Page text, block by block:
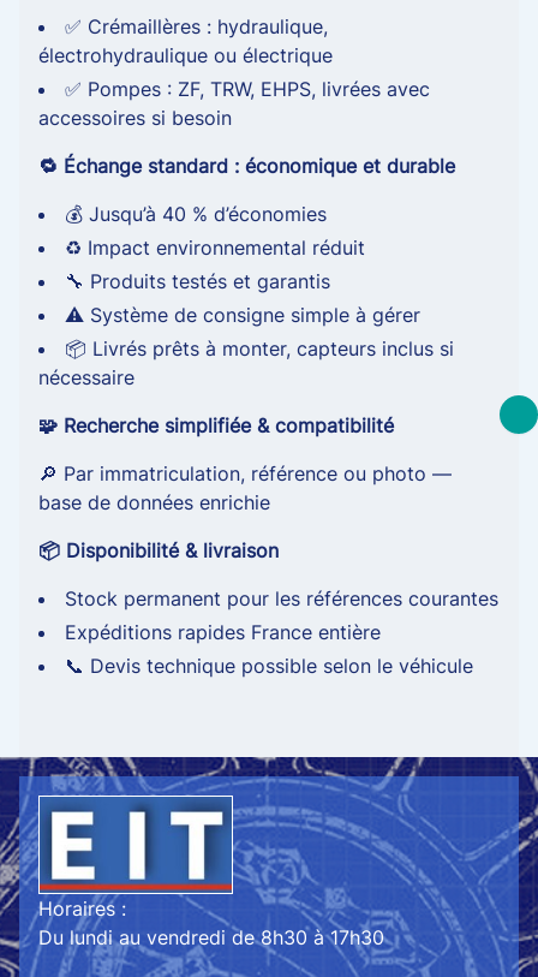
✅ Crémaillères : hydraulique,
électrohydraulique ou électrique
✅ Pompes : ZF, TRW, EHPS, livrées avec
accessoires si besoin
🔁 Échange standard : économique et durable
💰 Jusqu’à 40 % d’économies
♻️ Impact environnemental réduit
🔧 Produits testés et garantis
⚠️ Système de consigne simple à gérer
📦 Livrés prêts à monter, capteurs inclus si
nécessaire
🧩 Recherche simplifiée & compatibilité
🔎 Par immatriculation, référence ou photo —
base de données enrichie
📦 Disponibilité & livraison
Stock permanent pour les références courantes
Expéditions rapides France entière
📞 Devis technique possible selon le véhicule
Horaires :
Du lundi au vendredi de 8h30 à 17h30